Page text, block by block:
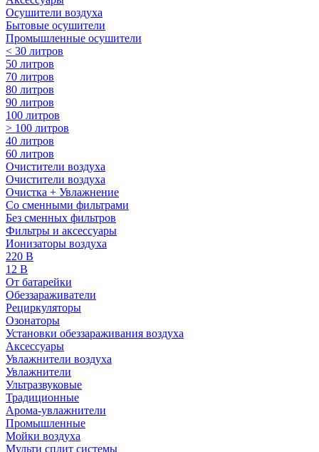
Осушители воздуха
Бытовые осушители
Промышленные осушители
< 30 литров
50 литров
70 литров
80 литров
90 литров
100 литров
> 100 литров
40 литров
60 литров
Очистители воздуха
Очистители воздуха
Очистка + Увлажнение
Cо сменными фильтрами
Без сменных фильтров
Фильтры и аксессуары
Ионизаторы воздуха
220 В
12 В
От батарейки
Обеззараживатели
Рециркуляторы
Озонаторы
Установки обеззараживания воздуха
Аксессуары
Увлажнители воздуха
Увлажнители
Ультразвуковые
Традиционные
Арома-увлажнители
Промышленные
Мойки воздуха
Мульти сплит системы